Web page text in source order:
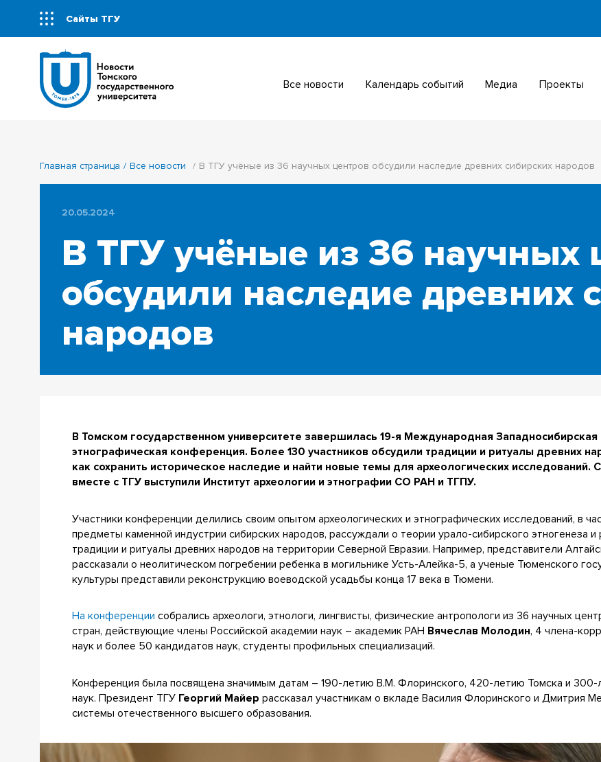
Сайты ТГУ
Все новости Календарь событий Медиа Проекты
Главная страница Все новости В ТГУ учёные из 36 научных центров обсудили наследие древних сибирских народов
20.05.2024
В ТГУ учёные из 36 научных
обсудили наследие древних
народов
В Томском государственном университете завершилась 19-я Международная Западносибирская
этнографическая конференция. Более 130 участников обсудили традиции и ритуалы древних
как сохранить историческое наследие и найти новые темы для археологических
вместе с ТГУ выступили Институт археологии и этнографии СО РАН и ТГПУ.
Участники конференции делились своим опытом археологических и этнографических исследований, в
предметы каменной индустрии сибирских народов, рассуждали о теории урало-сибирского этногенеза и
традиции и ритуалы древних народов на территории Северной Евразии. Например, представители
рассказали о неолитическом погребении ребенка в могильнике Усть-Алейка-5, а ученые Тюменского
культуры представили реконструкцию воеводской усадьбы конца 17 века в Тюмени.
На конференции собрались археологи, этнологи, лингвисты, физические антропологи из 36 научных
стран, действующие члены Российской академии наук – академик РАН Вячеслав Молодин, 4 члена-
наук и более 50 кандидатов наук, студенты профильных специализаций.
Конференция была посвящена значимым датам – 190-летию В.М. Флоринского, 420-летию Томска и 300-
наук. Президент ТГУ Георгий Майер рассказал участникам о вкладе Василия Флоринского и Дмитрия
системы отечественного высшего образования.